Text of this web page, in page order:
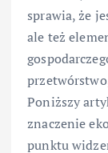
sprawia, że
ale też
Poniższy
znaczenie
punktu